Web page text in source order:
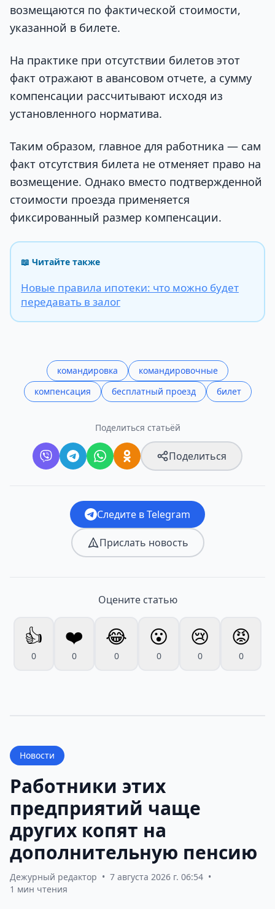
возмещаются по фактической стоимости,
указанной в билете.
На практике при отсутствии билетов этот
факт отражают в авансовом отчете, а сумму
компенсации рассчитывают исходя из
установленного норматива.
Таким образом, главное для работника — сам
факт отсутствия билета не отменяет право на
возмещение. Однако вместо подтвержденной
стоимости проезда применяется
фиксированный размер компенсации.
📖 Читайте также
Новые правила ипотеки: что можно будет
передавать в залог
командировка
командировочные
компенсация
бесплатный проезд билет
Поделиться статьёй
Поделиться
Следите в Telegram
Прислать новость
Оцените статью
👍
0
❤️
0
😂
0
😮
0
😢
0
😡
0
Новости
Работники этих
предприятий чаще
других копят на
дополнительную пенсию
Дежурный редактор • 7 августа 2026 г. 06:54 •
1 мин чтения